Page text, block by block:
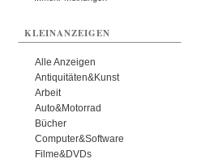
KLEINANZEIGEN
Alle Anzeigen
Antiquitäten&Kunst
Arbeit
Auto&Motorrad
Bücher
Computer&Software
Filme&DVDs